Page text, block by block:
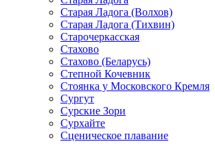
Старая Ладога (Волхов)
Старая Ладога (Тихвин)
Старочеркасская
Стахово
Стахово (Беларусь)
Степной Кочевник
Стоянка у Московского Кремля
Сургут
Сурские Зори
Сурхайте
Сценическое плавание